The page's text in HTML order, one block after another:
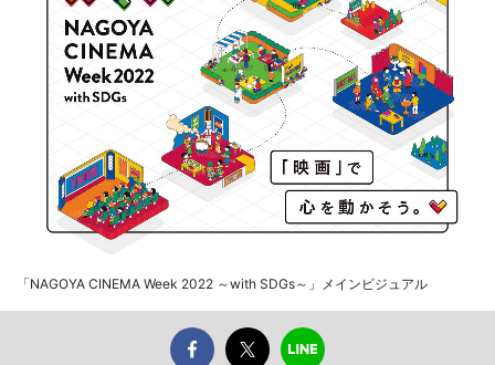
「NAGOYA CINEMA Week 2022 ～with SDGs～」メインビジュアル